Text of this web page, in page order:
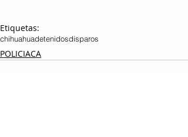
Etiquetas:
chihuahuadetenidosdisparos
POLICIACA